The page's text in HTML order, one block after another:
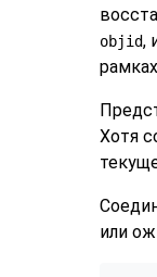
objid,
Хотя
или